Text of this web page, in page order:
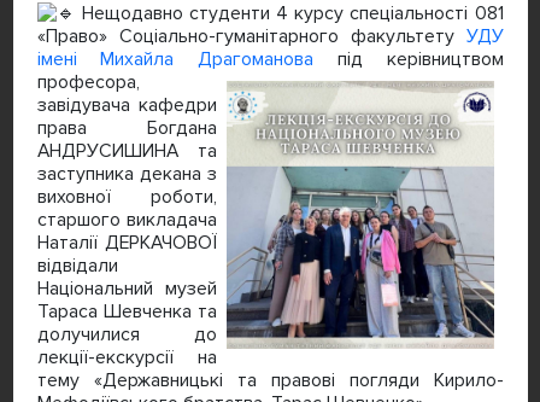
Нещодавно студенти 4 курсу спеціальності 081
«Право» Соціально-гуманітарного факультету УДУ
імені Михайла Драгоманова під керівництвом
професора,
завідувача кафедри
права Богдана
АНДРУСИШИНА та
заступника декана з
виховної роботи,
старшого викладача
Наталії ДЕРКАЧОВОЇ
відвідали
Національний музей
Тараса Шевченка та
долучилися до
лекції-екскурсії на
тему «Державницькі та правові погляди Кирило-